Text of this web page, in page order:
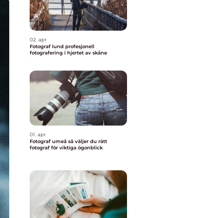
02. apr
Fotograf lund profesjonell
fotografering i hjertet av skåne
01. apr
Fotograf umeå så väljer du rätt
fotograf för viktiga ögonblick